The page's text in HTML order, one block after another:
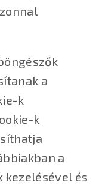
a
k
k
a
kezelésével és